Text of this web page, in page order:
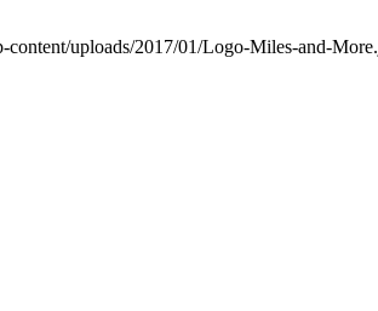
uploads/2017/01/Logo-Miles-and-